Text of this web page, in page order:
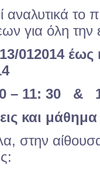
αναλυτικά το
για όλη την
012014
– 11: 30 &
και
στην